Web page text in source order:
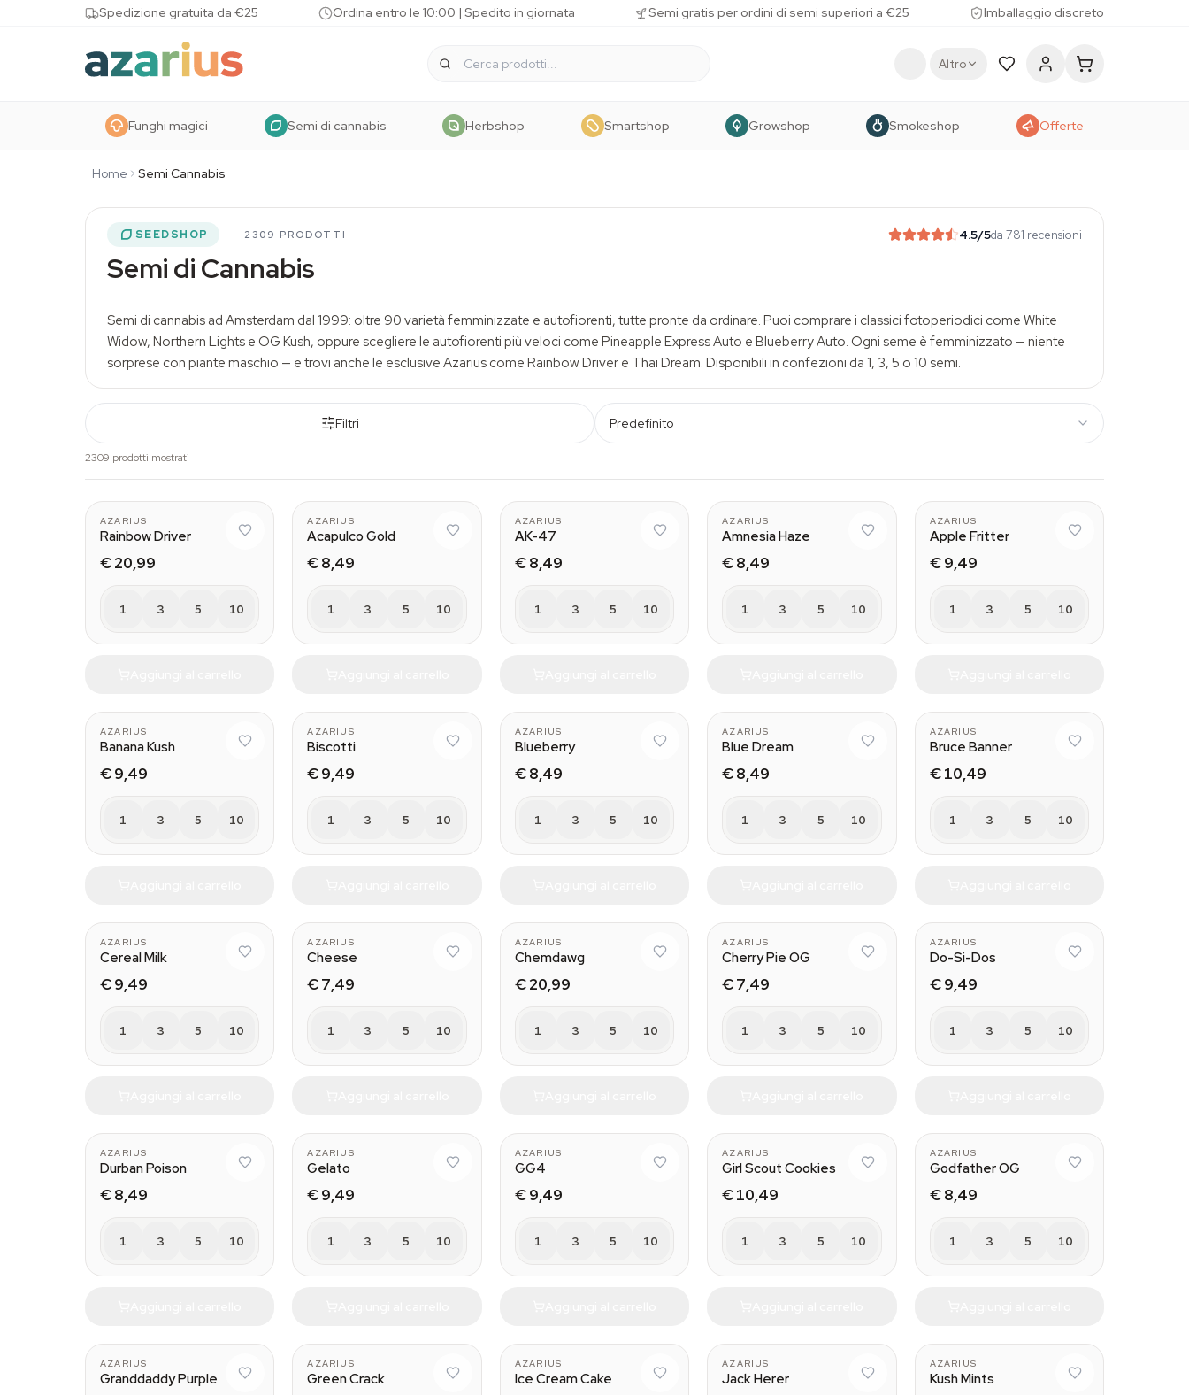
Skip to contentSpedizione gratuita da €25 Ordina entro le 10:00 | Spedito in giornata Semi gratis per ordini di semi superiori a €25 Imballaggio discreto
Altro
Funghi magici Semi di cannabis Herbshop Smartshop Growshop Smokeshop Offerte
Home Semi Cannabis
SEEDSHOP 2309 PRODOTTI 4.5/5da 781 recensioni
Semi di Cannabis
Semi di cannabis ad Amsterdam dal 1999: oltre 90 varietà femminizzate e autofiorenti, tutte pronte da ordinare. Puoi comprare i classici fotoperiodici come White
Widow, Northern Lights e OG Kush, oppure scegliere le autofiorenti più veloci come Pineapple Express Auto e Blueberry Auto. Ogni seme è femminizzato — niente
sorprese con piante maschio — e trovi anche le esclusive Azarius come Rainbow Driver e Thai Dream. Disponibili in confezioni da 1, 3, 5 o 10 semi.
Filtri Predefinito
2309 prodotti mostrati
AZARIUS
Rainbow Driver
€ 20,99
1 3 5 10
AZARIUS
Acapulco Gold
€ 8,49
1 3 5 10
AZARIUS
AK-47
€ 8,49
1 3 5 10
AZARIUS
Amnesia Haze
€ 8,49
1 3 5 10
AZARIUS
Apple Fritter
€ 9,49
1 3 5 10
AZARIUS
Banana Kush
€ 9,49
1 3 5 10
AZARIUS
Biscotti
€ 9,49
1 3 5 10
AZARIUS
Blueberry
€ 8,49
1 3 5 10
AZARIUS
Blue Dream
€ 8,49
1 3 5 10
AZARIUS
Bruce Banner
€ 10,49
1 3 5 10
AZARIUS
Cereal Milk
€ 9,49
1 3 5 10
AZARIUS
Cheese
€ 7,49
1 3 5 10
AZARIUS
Chemdawg
€ 20,99
1 3 5 10
AZARIUS
Cherry Pie OG
€ 7,49
1 3 5 10
AZARIUS
Do-Si-Dos
€ 9,49
1 3 5 10
AZARIUS
Durban Poison
€ 8,49
1 3 5 10
AZARIUS
Gelato
€ 9,49
1 3 5 10
AZARIUS
GG4
€ 9,49
1 3 5 10
AZARIUS
Girl Scout Cookies
€ 10,49
1 3 5 10
AZARIUS
Godfather OG
€ 8,49
1 3 5 10
AZARIUS
Granddaddy Purple
AZARIUS
Green Crack
AZARIUS
Ice Cream Cake
AZARIUS
Jack Herer
AZARIUS
Kush Mints